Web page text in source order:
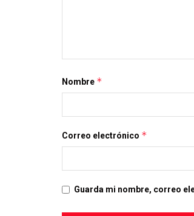
Nombre *
Correo electrónico *
Guarda mi nombre, correo